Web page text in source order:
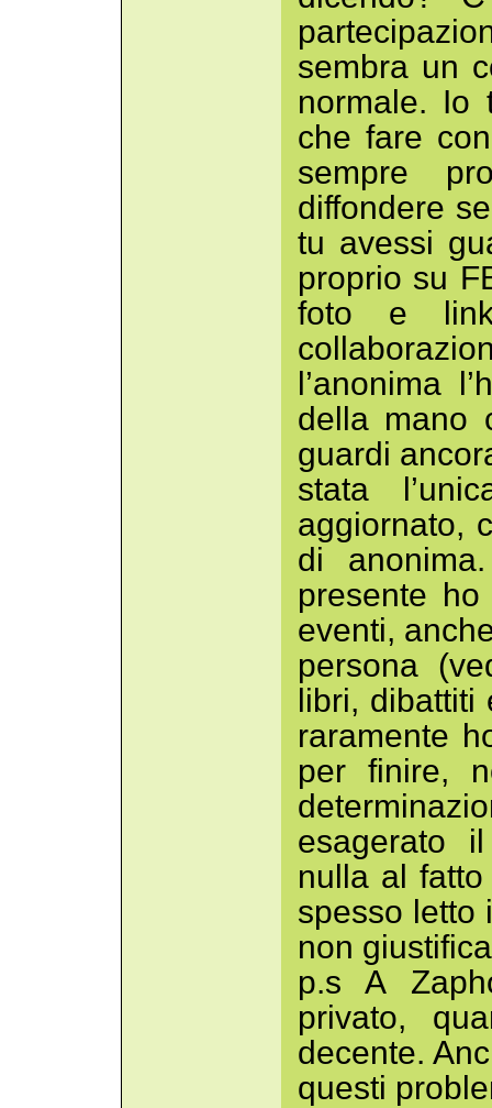
sembra un
normale. Io
che fare
sempre
diffondere
tu avessi
proprio su
foto e
l’anonima
della mano
guardi
stata
aggiornato,
di
presente
eventi,
persona
libri,
raramente
per finire,
esagerato
nulla al
spesso letto
non
p.s A
privato,
decente.
questi